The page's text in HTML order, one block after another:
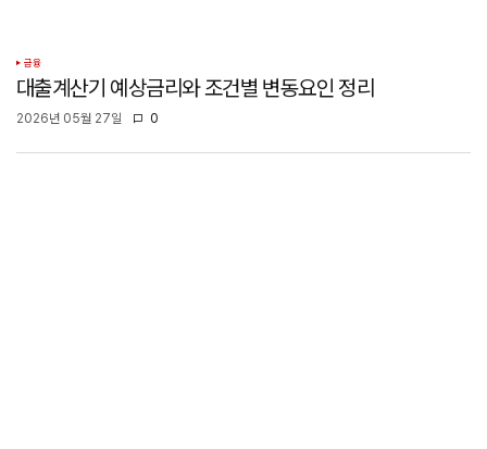
금융
대출계산기 예상금리와 조건별 변동요인 정리
2026년 05월 27일 0